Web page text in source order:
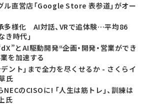
ル直営店「Google Store 表参道」がオー
様化 AI対話、VRで追体験…平均86
き時代」
とAI駆動開発――“企画・開発・営業ができ
を加速する
デント」まで全力を尽くせるか - さくらイ
氏
のCISOに! 「人生は筋トレ」、訓練は
氏